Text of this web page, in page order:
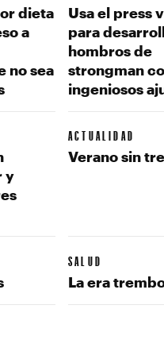
dieta
a
no sea
Usa el press
para
hombros de
strongman
ingeniosos
y
ACTUALIDAD
Verano sin
SALUD
La era